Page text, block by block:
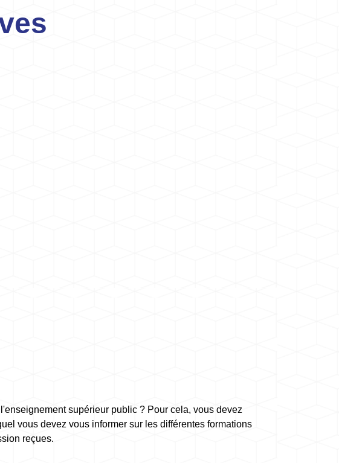
supérieur public ? Pour cela, vous devez
vous devez vous informer sur les différentes formations
reçues.